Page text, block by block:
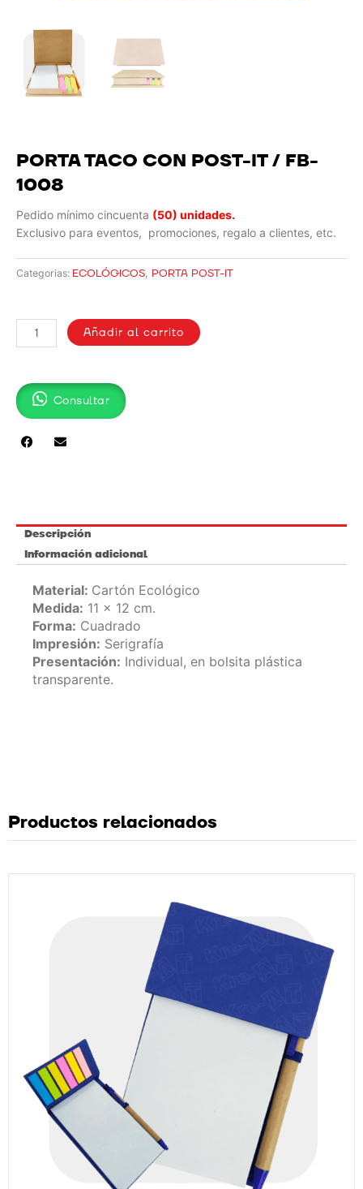
PORTA TACO CON POST-IT / FB-
1008
Pedido mínimo cincuenta (50) unidades.
Exclusivo para eventos, promociones, regalo a clientes, etc.
Categorias: ECOLÓGICOS, PORTA POST-IT
TACO
CON
IT
/
FB-
1008
Añadir al carrito
Consultar
Descripción
Información adicional
Material: Cartón Ecológico
Medida: 11 x 12 cm.
Forma: Cuadrado
Impresión: Serigrafía
Presentación: Individual, en bolsita plástica
transparente.
Productos relacionados